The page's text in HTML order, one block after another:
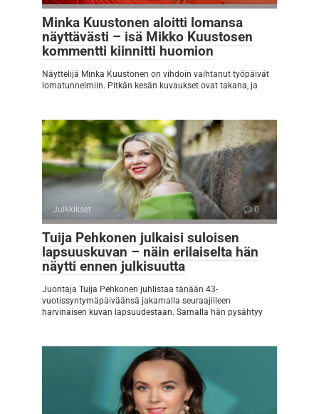
Minka Kuustonen aloitti lomansa
näyttävästi – isä Mikko Kuustosen
kommentti kiinnitti huomion
Näyttelijä Minka Kuustonen on vihdoin vaihtanut työpäivät
lomatunnelmiin. Pitkän kesän kuvaukset ovat takana, ja
Julkkikset 0
Tuija Pehkonen julkaisi suloisen
lapsuuskuvan – näin erilaiselta hän
näytti ennen julkisuutta
Juontaja Tuija Pehkonen juhlistaa tänään 43-
vuotissyntymäpäiväänsä jakamalla seuraajilleen
harvinaisen kuvan lapsuudestaan. Samalla hän pysähtyy